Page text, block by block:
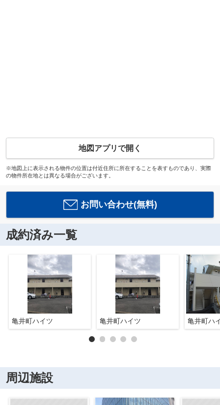
地図アプリで開く
※地図上に表示される物件の位置は付近住所に所在することを表すものであり、実際
の物件所在地とは異なる場合がございます。
お問い合わせ(無料)
成約済み一覧
亀井町ハイツ 亀井町ハイツ 亀井町ハ
周辺施設